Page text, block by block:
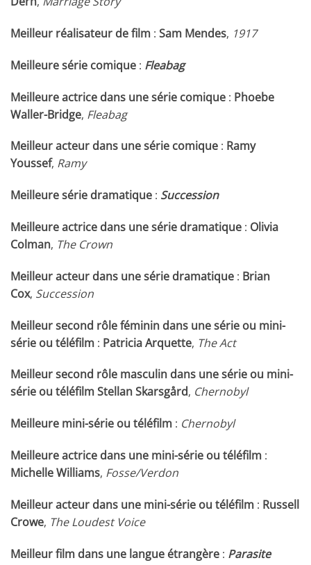
Meilleur réalisateur de film : Sam Mendes, 1917
Meilleure série comique : Fleabag
Meilleure actrice dans une série comique : Phoebe
Waller-Bridge, Fleabag
Meilleur acteur dans une série comique : Ramy
Youssef, Ramy
Meilleure série dramatique : Succession
Meilleure actrice dans une série dramatique : Olivia
Colman, The Crown
Meilleur acteur dans une série dramatique : Brian
Cox, Succession
Meilleur second rôle féminin dans une série ou mini-
série ou téléfilm : Patricia Arquette, The Act
Meilleur second rôle masculin dans une série ou mini-
série ou téléfilmStellan Skarsgård, Chernobyl
Meilleure mini-série ou téléfilm : Chernobyl
Meilleure actrice dans une mini-série ou téléfilm :
Michelle Williams, Fosse/Verdon
Meilleur acteur dans une mini-série ou téléfilm : Russell
Crowe, The Loudest Voice
Meilleur film dans une langue étrangère : Parasite